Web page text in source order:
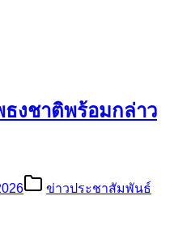
ธงชาติพร้อมกล่าว
ข่าวประชาสัมพันธ์